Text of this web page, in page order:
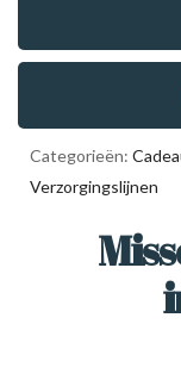
Categorieën:
Verzorgingslijnen